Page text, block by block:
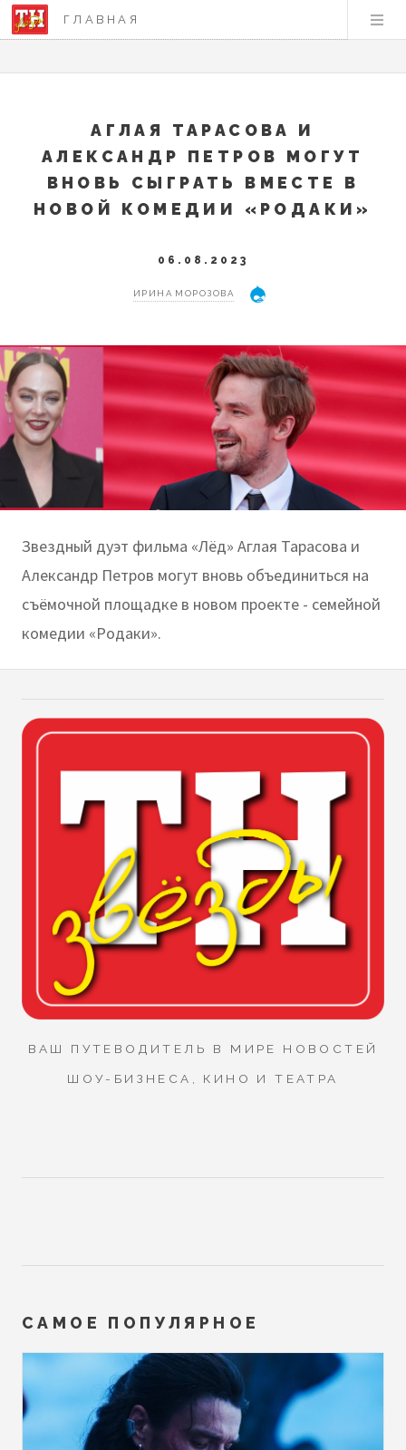
ГЛАВНАЯ
АГЛАЯ ТАРАСОВА И
АЛЕКСАНДР ПЕТРОВ МОГУТ
ВНОВЬ СЫГРАТЬ ВМЕСТЕ В
НОВОЙ КОМЕДИИ «РОДАКИ»
06.08.2023
ИРИНА МОРОЗОВА
Звездный дуэт фильма «Лёд» Аглая Тарасова и
Александр Петров могут вновь объединиться на
съёмочной площадке в новом проекте - семейной
комедии «Родаки».
ВАШ ПУТЕВОДИТЕЛЬ В МИРЕ НОВОСТЕЙ
ШОУ-БИЗНЕСА, КИНО И ТЕАТРА
САМОЕ ПОПУЛЯРНОЕ